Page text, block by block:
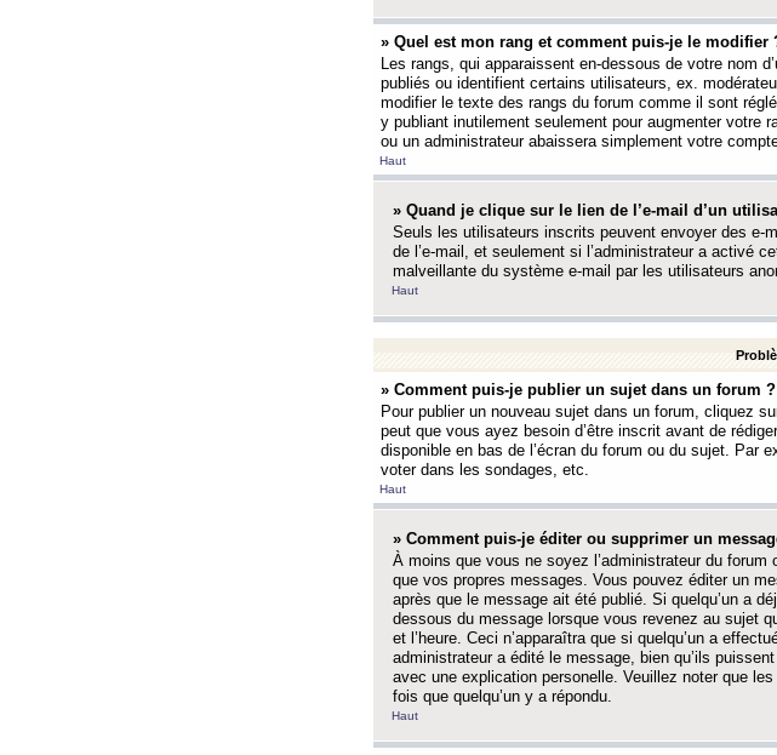
» Quel est mon rang et comment puis-je le modifier
Les rangs, qui apparaissent en-dessous de votre nom
publiés ou identifient certains utilisateurs, ex.
modifier le texte des rangs du forum comme il sont
y publiant inutilement seulement pour augmenter votre
ou un administrateur abaissera simplement votre
Haut
» Quand je clique sur le lien de l’e-mail d’un
Seuls les utilisateurs inscrits peuvent envoyer des e-
de l’e-mail, et seulement si l’administrateur a activé
malveillante du système e-mail par les utilisateurs
Haut
» Comment puis-je publier un sujet dans un forum ?
Pour publier un nouveau sujet dans un forum, cliquez
peut que vous ayez besoin d’être inscrit avant de
disponible en bas de l’écran du forum ou du sujet. Par
voter dans les sondages, etc.
Haut
» Comment puis-je éditer ou supprimer un
À moins que vous ne soyez l’administrateur du
que vos propres messages. Vous pouvez éditer un
après que le message ait été publié. Si quelqu’un a
dessous du message lorsque vous revenez au sujet
et l’heure. Ceci n’apparaîtra que si quelqu’un a
administrateur a édité le message, bien qu’ils
avec une explication personelle. Veuillez noter que
fois que quelqu’un y a répondu.
Haut